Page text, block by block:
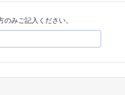
のみご記入ください。